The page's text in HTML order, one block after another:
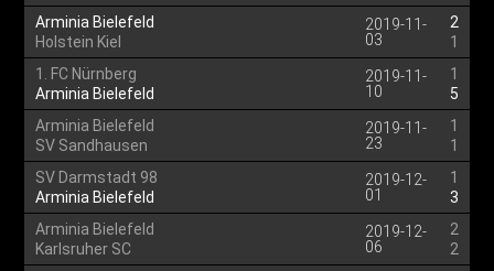
Arminia Bielefeld
Holstein Kiel
2019-11-
03
2
1
1. FC Nürnberg
Arminia Bielefeld
2019-11-
10
1
5
Arminia Bielefeld
SV Sandhausen
2019-11-
23
1
1
SV Darmstadt 98
Arminia Bielefeld
2019-12-
01
1
3
Arminia Bielefeld
Karlsruher SC
2019-12-
06
2
2